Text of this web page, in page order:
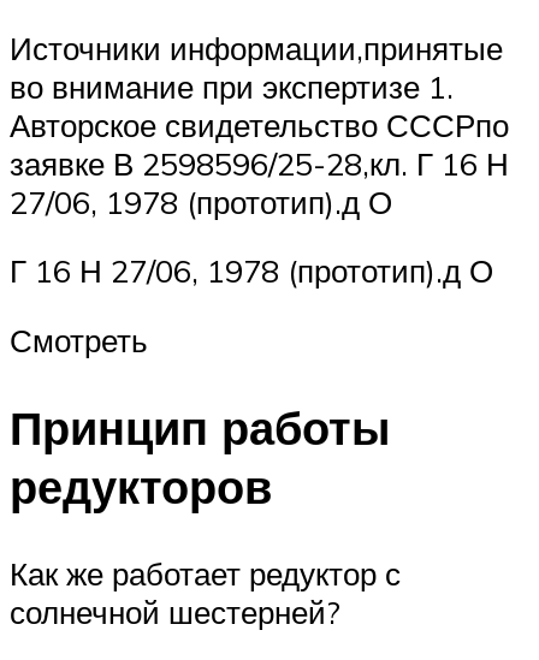
Источники информации,принятые
во внимание при экспертизе 1.
Авторское свидетельство СССРпо
заявке В 2598596/25-28,кл. Г 16 Н
27/06, 1978 (прототип).д О
Г 16 Н 27/06, 1978 (прототип).д О
Смотреть
Принцип работы
редукторов
Как же работает редуктор с
солнечной шестерней?